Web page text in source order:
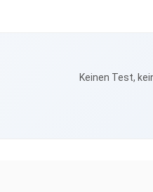
Keinen Test,